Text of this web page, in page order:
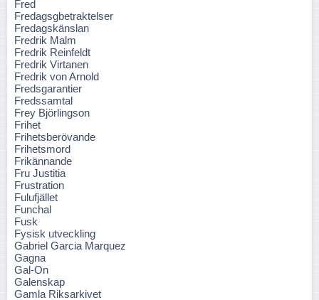
Fred
Fredagsgbetraktelser
Fredagskänslan
Fredrik Malm
Fredrik Reinfeldt
Fredrik Virtanen
Fredrik von Arnold
Fredsgarantier
Fredssamtal
Frey Björlingson
Frihet
Frihetsberövande
Frihetsmord
Frikännande
Fru Justitia
Frustration
Fulufjället
Funchal
Fusk
Fysisk utveckling
Gabriel Garcia Marquez
Gagna
Gal-On
Galenskap
Gamla Riksarkivet